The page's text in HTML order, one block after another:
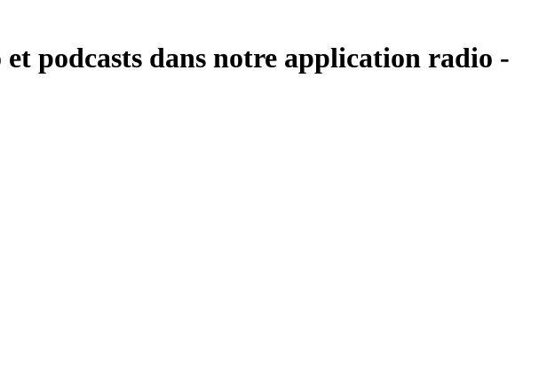
podcasts dans notre application radio -